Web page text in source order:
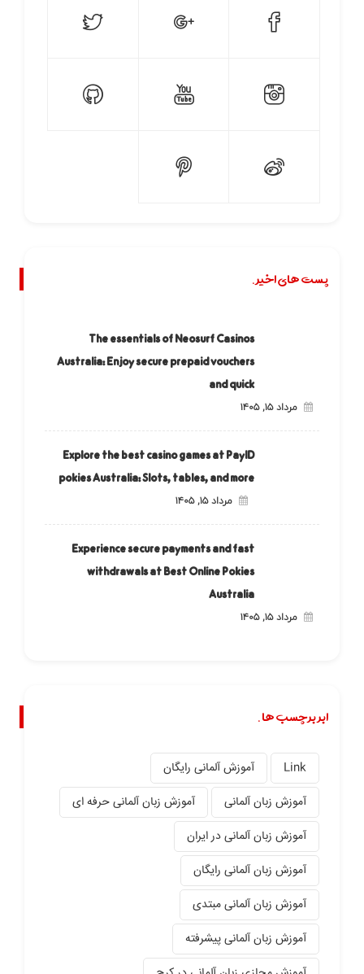
پست های اخیر.
The essentials of Neosurf Casinos
Australia: Enjoy secure prepaid vouchers
and quick
مرداد ۱۵, ۱۴۰۵
Explore the best casino games at PayID
pokies Australia: Slots, tables, and more
مرداد ۱۵, ۱۴۰۵
Experience secure payments and fast
withdrawals at Best Online Pokies
Australia
مرداد ۱۵, ۱۴۰۵
ابر برچسب ها.
Link
آموزش آلمانی رایگان
آموزش زبان آلمانی
آموزش زبان آلمانی حرفه ای
آموزش زبان آلمانی در ایران
آموزش زبان آلمانی رایگان
آموزش زبان آلمانی مبتدی
آموزش زبان آلمانی پیشرفته